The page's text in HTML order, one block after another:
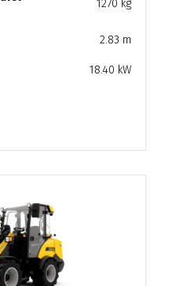
1270 kg
2.83 m
18.40 kW